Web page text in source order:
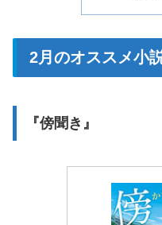
2月のオススメ小
『傍聞き』